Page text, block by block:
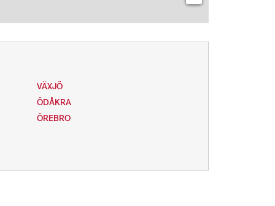
VÄXJÖ
ÖDÅKRA
ÖREBRO